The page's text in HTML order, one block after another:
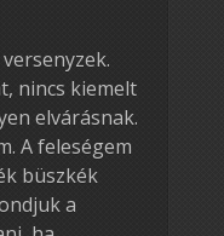
nincs kiemelt
elvárásnak.
A feleségem
büszkék
a